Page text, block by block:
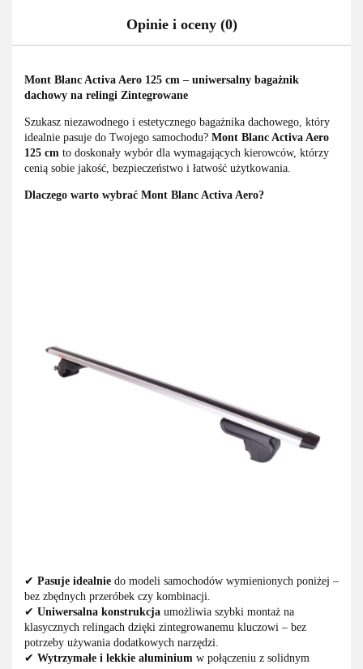
Opinie i oceny (0)
Mont Blanc Activa Aero 125 cm – uniwersalny bagażnik
dachowy na relingi Zintegrowane
Szukasz niezawodnego i estetycznego bagażnika dachowego, który
idealnie pasuje do Twojego samochodu? Mont Blanc Activa Aero
125 cm to doskonały wybór dla wymagających kierowców, którzy
cenią sobie jakość, bezpieczeństwo i łatwość użytkowania.
Dlaczego warto wybrać Mont Blanc Activa Aero?
✔ Pasuje idealnie do modeli samochodów wymienionych poniżej –
bez zbędnych przeróbek czy kombinacji.
✔ Uniwersalna konstrukcja umożliwia szybki montaż na
klasycznych relingach dzięki zintegrowanemu kluczowi – bez
potrzeby używania dodatkowych narzędzi.
✔ Wytrzymałe i lekkie aluminium w połączeniu z solidnym